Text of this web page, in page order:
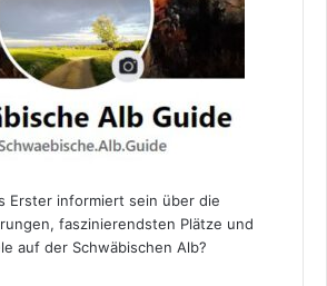
Erster informiert sein über die
faszinierendsten Plätze und
auf der Schwäbischen Alb?